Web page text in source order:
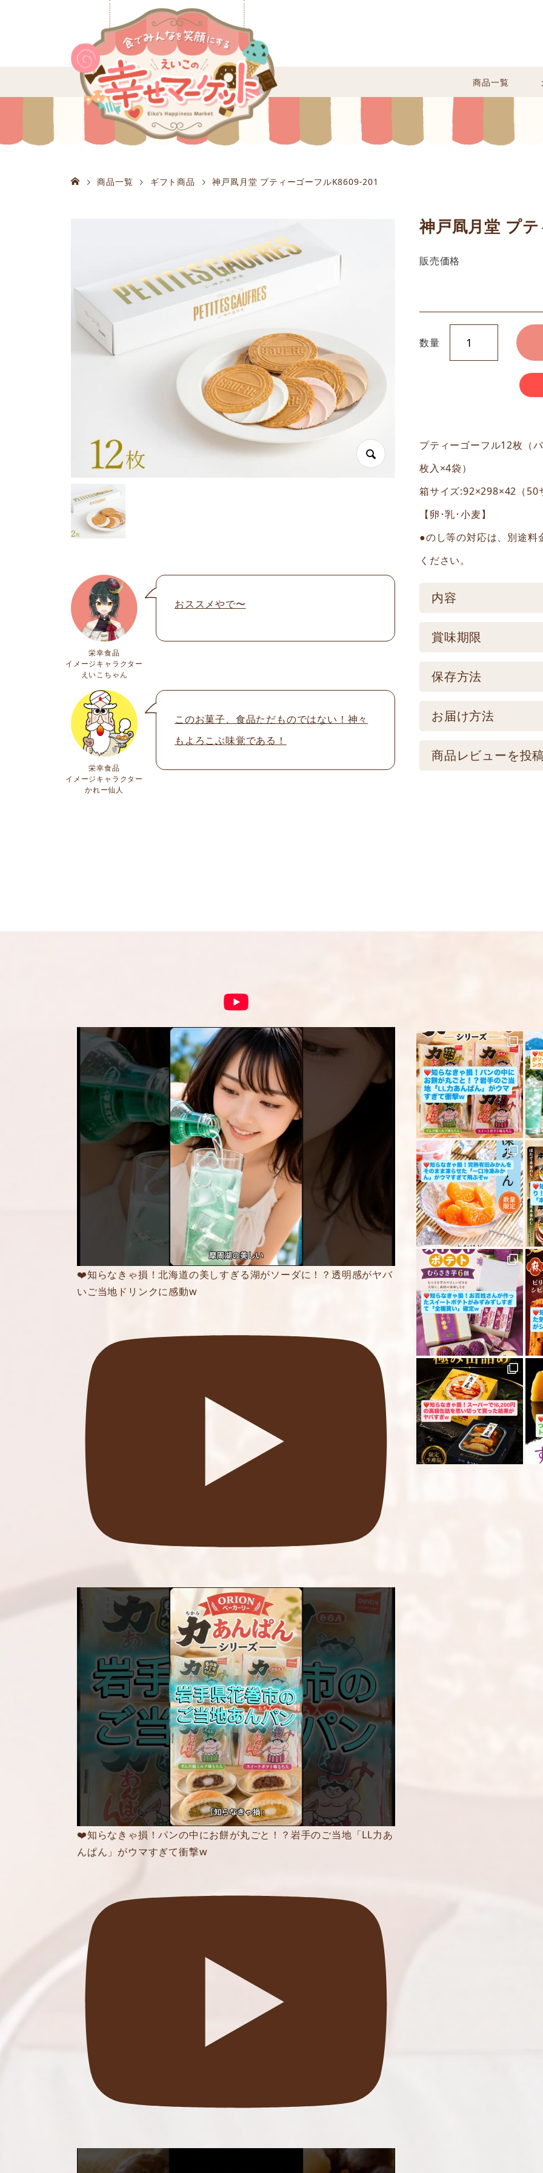
商品一覧
商品一覧 ギフト商品 神戸凮月堂 プティーゴーフルK8609-201
栄幸食品
イメージキャラクター
えいこちゃん
おススメやで〜
栄幸食品
イメージキャラクター
かれー仙人
このお菓子、食品ただものではない！神々
もよろこぶ味覚である！
神戸凮月堂 プ
プティーゴーフル12枚（
枚入×4袋）
箱サイズ:92×298×42（50
【卵･乳･小麦】
●のし等の対応は、別途料
ください。
販売価格
数量
内容
ケース／入数
賞味期限
賞味期限
品とは異なります。】
保存方法
保存方法
けてください。
お届け方法
配送方法
商品レビューを投
5段階評価をつけて
★
★★
★★★
★★★★
★★★★★
内容をご確認の上、
ください。
❤️知らなきゃ損！北海道の美しすぎる湖がソーダに！？透明感がヤバ
いご当地ドリンクに感動w
❤️知らなきゃ損！パンの中にお餅が丸ごと！？岩手のご当地「LL力あ
んぱん」がウマすぎて衝撃w